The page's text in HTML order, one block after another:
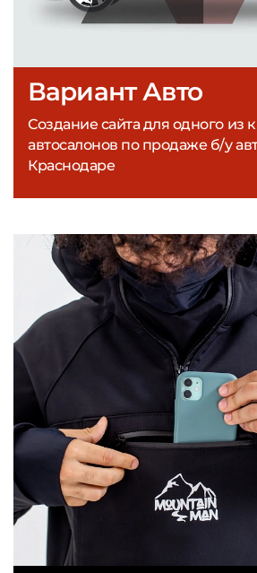
Вариант Авто
Создание сайта для одного из
автосалонов по продаже б/у
Краснодаре